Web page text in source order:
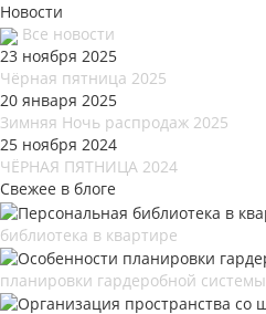
Новости
Все новости
23 ноября 2025
Чёрная пятница 2025
20 января 2025
Зимняя Ночь распродаж 2025
25 ноября 2024
ЧЁРНАЯ ПЯТНИЦА 2024
Свежее в блоге
библиотека в квартире
планировки гардеробной системы